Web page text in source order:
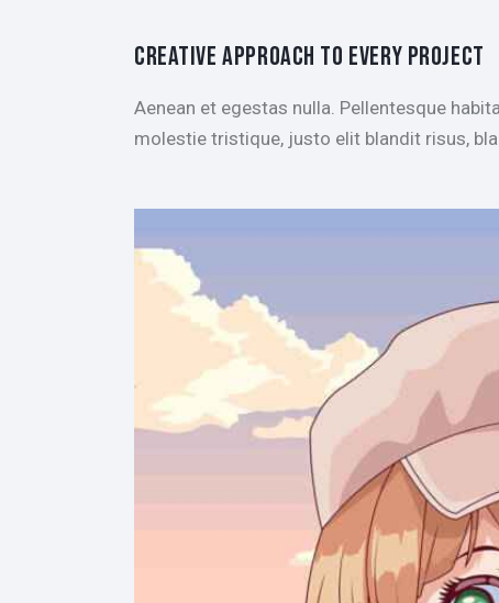
CREATIVE APPROACH TO EVERY PROJECT
Aenean et egestas nulla. Pellentesque
molestie tristique, justo elit blandit risus,